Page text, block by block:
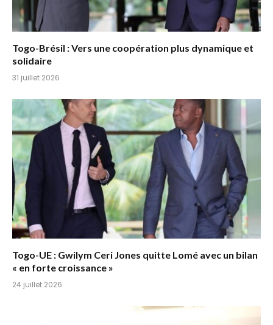
Togo-Brésil : Vers une coopération plus dynamique et
solidaire
31 juillet 2026
Togo-UE : Gwilym Ceri Jones quitte Lomé avec un bilan
« en forte croissance »
24 juillet 2026